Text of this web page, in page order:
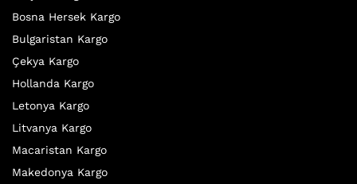
Bosna Hersek Kargo
Bulgaristan Kargo
Çekya Kargo
Hollanda Kargo
Letonya Kargo
Litvanya Kargo
Macaristan Kargo
Makedonya Kargo